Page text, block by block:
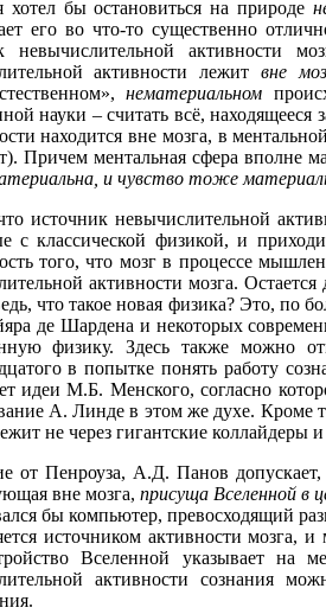
хотел бы остановиться на природе
его во что-то существенно
невычислительной активности
активности лежитвне
нематериальном
науки – считать всё,
находится вне мозга, в
Причем ментальная сфера вполне
и чувство тоже
источник невычислительной
с классической физикой, и
того, что мозг в процессе
активности мозга.
что такое новая физика? Это, по
де Шардена и некоторых
физику. Здесь также можно
в попытке понять работу
идеи М.Б. Менского, согласно
А. Линде в этом же духе. Кроме
не через гигантские коллайдеры
от Пенроуза, А.Д. Панов допускает,
вне мозга, присуща Вселенной в
бы компьютер, превосходящий
источником активности мозга,
Вселенной указывает
активности сознания